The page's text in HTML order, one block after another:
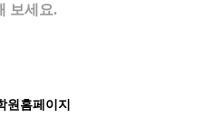
보세요.
원홈페이지